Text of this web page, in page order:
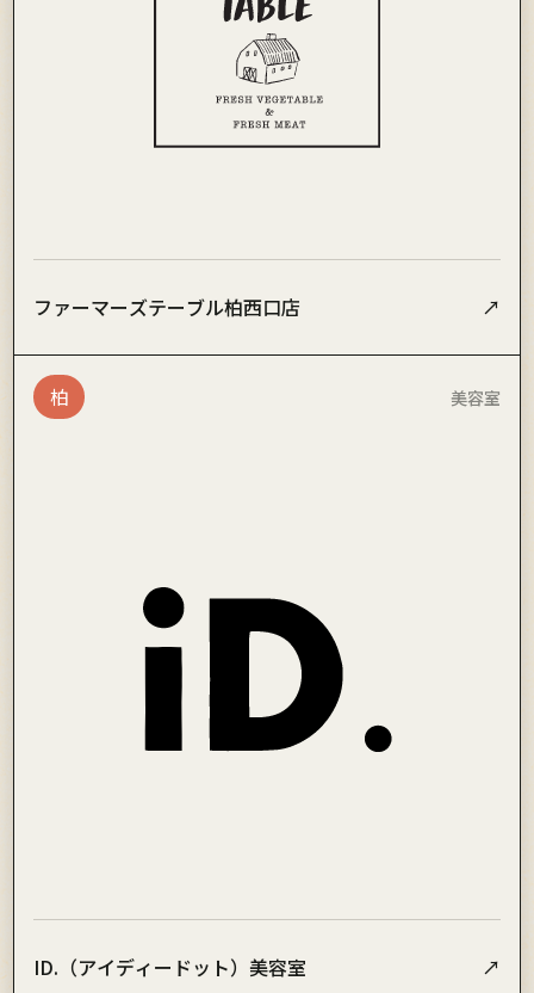
ファーマーズテーブル柏西口店 ↗
柏 美容室
ID.（アイディードット）美容室 ↗